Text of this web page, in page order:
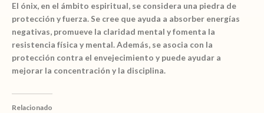
oro
10k
por
Pedido
y
a
El ónix, en el ámbito espiritual, se considera una piedra de
protección y fuerza. Se cree que ayuda a absorber energías
negativas, promueve la claridad mental y fomenta la
resistencia física y mental. Además, se asocia con la
protección contra el envejecimiento y puede ayudar a
mejorar la concentración y la disciplina.
Relacionado